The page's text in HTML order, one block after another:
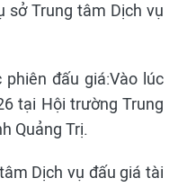
sở Trung tâm Dịch vụ
đấu giá:Vào lúc
tại Hội trường Trung
Quảng Trị.
Dịch vụ đấu giá tài